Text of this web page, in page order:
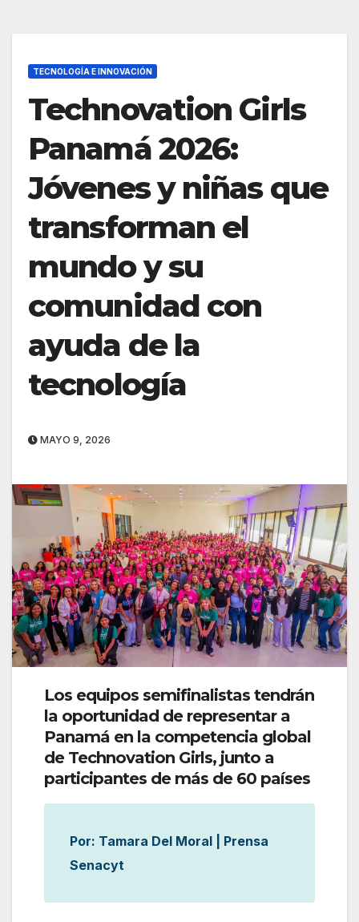
TECNOLOGÍA E INNOVACIÓN
Technovation Girls
Panamá 2026:
Jóvenes y niñas que
transforman el
mundo y su
comunidad con
ayuda de la
tecnología
MAYO 9, 2026
Los equipos semifinalistas tendrán
la oportunidad de representar a
Panamá en la competencia global
de Technovation Girls, junto a
participantes de más de 60 países
Por: Tamara Del Moral | Prensa
Senacyt